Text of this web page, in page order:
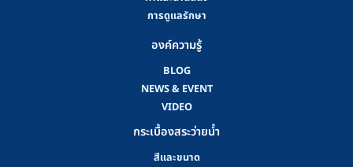
การดูแลรักษา
องค์ความรู้
BLOG
NEWS & EVENT
VIDEO
กระเบื้องสระว่ายน้ำ
สีและขนาด